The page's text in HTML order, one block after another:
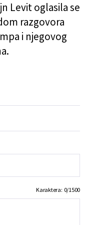
Levit oglasila se
razgovora
i njegovog
Karaktera: 0/1500